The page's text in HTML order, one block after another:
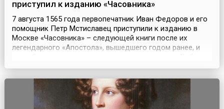
приступил к изданию «Часовника»
7 августа 1565 года первопечатник Иван Федоров и его
помощник Петр Мстиславец приступили к изданию в
Москве «Часовника» – следующей книги после их
легендарного «Апостола», вышедшего годом ранее, и
завершили в конце сентября. «Часовник», сборник
обучении грамоте, разошелся быстро, после чего посл...